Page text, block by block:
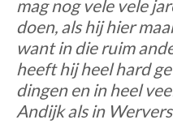
mag nog vele vele
doen, als hij hier
want in die ruim
heeft hij heel hard
dingen en in heel
Andijk als in